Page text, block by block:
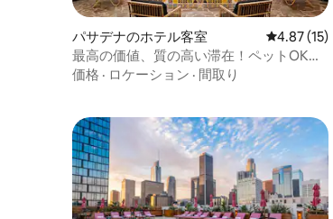
パサデナのホテル客室 レビュー
4.87 (15)
最高の価値、質の高い滞在！ペットOK、
プール
価格 · ロケーション · 間取り